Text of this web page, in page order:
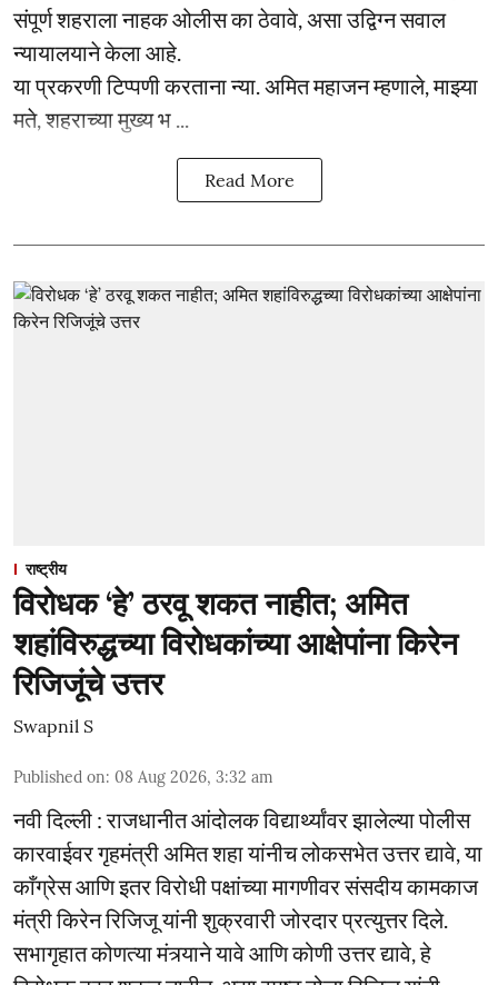
संपूर्ण शहराला नाहक ओलीस का ठेवावे, असा उद्विग्न सवाल
न्यायालयाने केला आहे.
या प्रकरणी टिप्पणी करताना न्या. अमित महाजन म्हणाले, माझ्या
मते, शहराच्या मुख्य भ ...
Read More
राष्ट्रीय
विरोधक ‘हे’ ठरवू शकत नाहीत; अमित
शहांविरुद्धच्या विरोधकांच्या आक्षेपांना किरेन
रिजिजूंचे उत्तर
Swapnil S
Published on: 08 Aug 2026, 3:32 am
नवी दिल्ली : राजधानीत आंदोलक विद्यार्थ्यांवर झालेल्या पोलीस
कारवाईवर गृहमंत्री अमित शहा यांनीच लोकसभेत उत्तर द्यावे, या
काँग्रेस आणि इतर विरोधी पक्षांच्या मागणीवर संसदीय कामकाज
मंत्री किरेन रिजिजू यांनी शुक्रवारी जोरदार प्रत्युत्तर दिले.
सभागृहात कोणत्या मंत्र्याने यावे आणि कोणी उत्तर द्यावे, हे